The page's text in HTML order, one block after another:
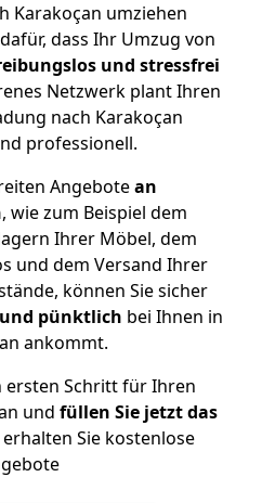
Karakoçan umziehen
dass Ihr Umzug von
und stressfrei
Netzwerk plant Ihren
nach Karakoçan
professionell.
Angebotean
, wie zum Beispiel dem
Ihrer Möbel, dem
und dem Versand Ihrer
können Sie sicher
pünktlich bei Ihnen in
ankommt.
ersten Schritt für Ihren
und füllen Sie jetzt das
Sie kostenlose